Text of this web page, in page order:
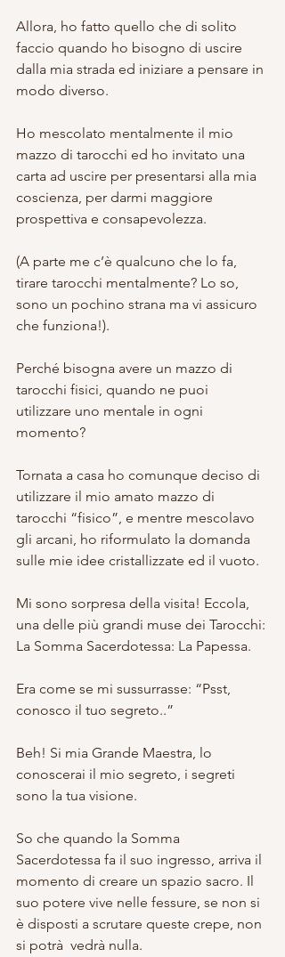
Allora, ho fatto quello che di solito
faccio quando ho bisogno di uscire
dalla mia strada ed iniziare a pensare in
modo diverso.
Ho mescolato mentalmente il mio
mazzo di tarocchi ed ho invitato una
carta ad uscire per presentarsi alla mia
coscienza, per darmi maggiore
prospettiva e consapevolezza.
(A parte me c’è qualcuno che lo fa,
tirare tarocchi mentalmente? Lo so,
sono un pochino strana ma vi assicuro
che funziona!).
Perché bisogna avere un mazzo di
tarocchi fisici, quando ne puoi
utilizzare uno mentale in ogni
momento?
Tornata a casa ho comunque deciso di
utilizzare il mio amato mazzo di
tarocchi “fisico”, e mentre mescolavo
gli arcani, ho riformulato la domanda
sulle mie idee cristallizzate ed il vuoto.
Mi sono sorpresa della visita! Eccola,
una delle più grandi muse dei Tarocchi:
La Somma Sacerdotessa: La Papessa.
Era come se mi sussurrasse: “Psst,
conosco il tuo segreto..”
Beh! Si mia Grande Maestra, lo
conoscerai il mio segreto, i segreti
sono la tua visione.
So che quando la Somma
Sacerdotessa fa il suo ingresso, arriva il
momento di creare un spazio sacro. Il
suo potere vive nelle fessure, se non si
è disposti a scrutare queste crepe, non
si potrà  vedrà nulla.